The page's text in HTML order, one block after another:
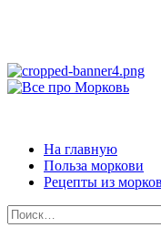
Основное
На главную
Польза моркови
Рецепты из
Найти: